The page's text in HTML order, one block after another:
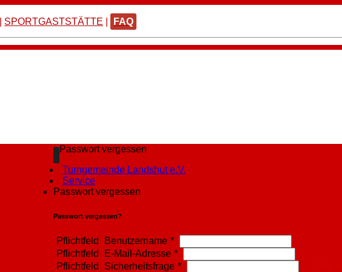
SPORTGASTSTÄTTE FAQ
Passwort vergessen
Turngemeinde Landshut e.V.
Service
Passwort vergessen
Passwort vergessen?
Pflichtfeld Benutzername *
Pflichtfeld
E-Mail-Adresse *
Pflichtfeld
Sicherheitsfrage *